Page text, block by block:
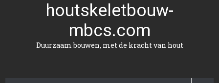
houtskeletbouw-
mbcs.com
Duurzaam bouwen, met de kracht van hout